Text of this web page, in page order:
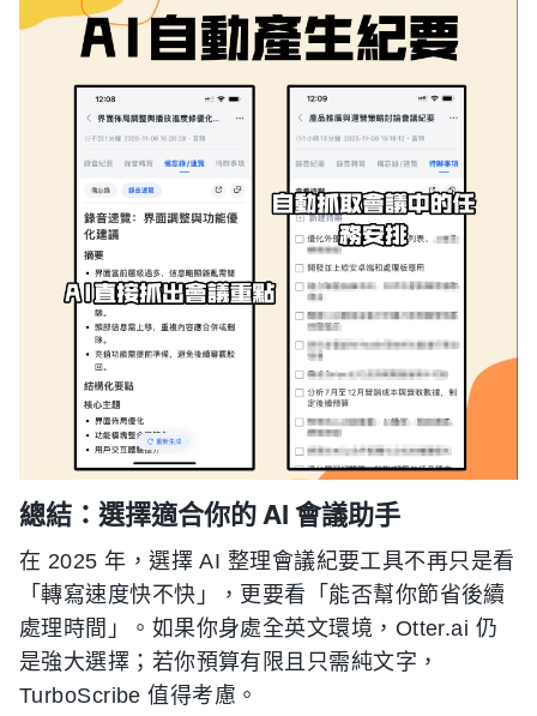
總結：選擇適合你的 AI 會議助手
在 2025 年，選擇 AI 整理會議紀要工具不再只是看
「轉寫速度快不快」，更要看「能否幫你節省後續
處理時間」。如果你身處全英文環境，Otter.ai 仍
是強大選擇；若你預算有限且只需純文字，
TurboScribe 值得考慮。